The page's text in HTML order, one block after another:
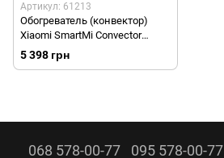
Артикул: 61213
Обогреватель (конвектор)
Xiaomi SmartMi Convector
Heater 1 Smart White/Белый
5 398 грн
068 578-00-77 095 578-00-77